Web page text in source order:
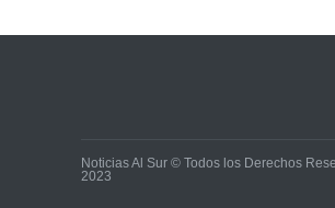
Noticias Al Sur © Todos los Derechos
2023